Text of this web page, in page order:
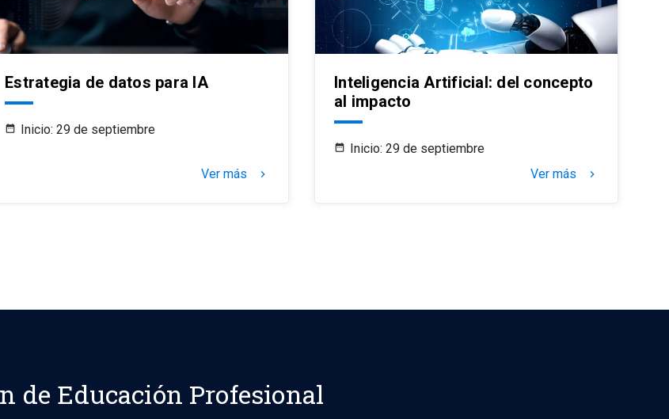
Estrategia de datos para IA
Inicio: 29 de septiembre
Ver más keyboard_arrow_right
Inteligencia Artificial: del concepto
al impacto
Inicio: 29 de septiembre
Ver más
keyboard_arrow_right
de Educación Profesional